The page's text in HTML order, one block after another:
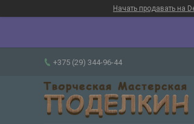
Начать продавать на
+375 (29) 344-96-44